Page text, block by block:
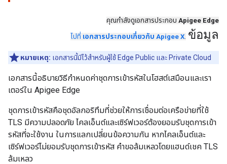
คุณกำลังดูเอกสารประกอบ Apigee Edge
ไปที่ เอกสารประกอบเกี่ยวกับ Apigee X. ข้อมูล
หมายเหตุ: เอกสารนี้มีไว้สำหรับผู้ใช้ Edge Public และ Private Cloud
เอกสารนี้อธิบายวิธีกำหนดค่าชุดการเข้ารหัสในโฮสต์เสมือนและเรา
เตอร์ใน Apigee Edge
ชุดการเข้ารหัสคือชุดอัลกอริทึมที่ช่วยให้การเชื่อมต่อเครือข่ายที่ใช้
TLS มีความปลอดภัย ไคลเอ็นต์และเซิร์ฟเวอร์ต้องยอมรับชุดการเข้า
รหัสที่จะใช้งาน ในการแลกเปลี่ยนข้อความกัน หากไคลเอ็นต์และ
เซิร์ฟเวอร์ไม่ยอมรับชุดการเข้ารหัส คำขอล้มเหลวโดยแฮนด์เชค TLS
ล้มเหลว